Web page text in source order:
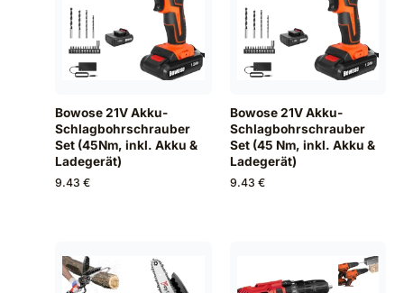
Bowose 21V Akku-
Schlagbohrschrauber
Set (45Nm, inkl. Akku &
Ladegerät)
9.43 €
Bowose 21V Akku-
Schlagbohrschrauber
Set (45 Nm, inkl. Akku &
Ladegerät)
9.43 €